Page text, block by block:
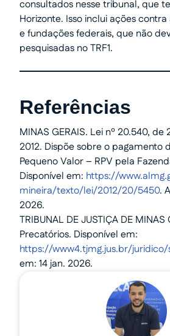
consultados nesse tribunal, que
Horizonte. Isso inclui ações
e fundações federais, que não
pesquisadas no TRF1.
Referências
MINAS GERAIS. Lei nº 20.540,
2012. Dispõe sobre o pagamento
Pequeno Valor – RPV pela
Disponível em: https://
mineira/texto/lei/2012/20/5450.
2026.
TRIBUNAL DE JUSTIÇA DE
Precatórios. Disponível em:
https://www4.tjmg.jus.br/juridico/
em: 14 jan. 2026.